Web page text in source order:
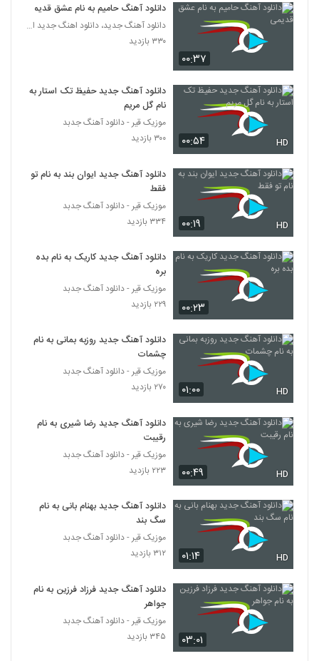
586
۱,۰۰۰ بازدید
587
موزیک زیبای عزیزم از حامد محضرنیا
۱,۵۷۱ بازدید
Amin Karimi Ghermez Gooneh
589
موزیک زیبای جون و دلی تو از محسن جمال
۲,۴۲۷ بازدید
آهنگ یه دنیا غم از فرهاد جواهر کلام(پاپ)
۱,۵۱۰ بازدید
دانلود آهنگ تابستون تنت از مهرشاد به همراه
متن ترانه
۱,۶۶۱ بازدید
592
دانلود آهنگ جدید و زیبای علیرضا بیرانوند با
نام دختر من دنیای من
موزیک زیبای دیوانه جان از بابک مافی
۱,۶۱۹ بازدید
افشین آذری آهنگ دلبری
595
موزیک زیبای با تو آرومم (رمیکس) از ماکان بند
آهنگ ناصر زینعلی بنام فقط باش
دانلود آهنگ مهدی تارخ دنیا دنیا (Mehdi
Tarokh Donya Donya)
۱,۵۵۹ بازدید
۰۰:۳۷
دانلود آهنگ حامیم به نام عشق قدیمی
دانلود آهنگ جدید، دانلود اهنگ جدید ایرانی
۳۳۰ بازدید
۰۰:۵۴ HD
دانلود آهنگ جدید حفیظ تک استار به
نام گل مریم
موزیک قیر - دانلود آهنگ جدبد
۳۰۰ بازدید
۰۰:۱۹ HD
دانلود آهنگ جدید ایوان بند به نام تو
فقط
موزیک قیر - دانلود آهنگ جدبد
۳۳۴ بازدید
۰۰:۲۳
دانلود آهنگ جدید کاریک به نام بده
بره
موزیک قیر - دانلود آهنگ جدبد
۲۲۹ بازدید
۰۱:۰۰ HD
دانلود آهنگ جدید روزبه بمانی به نام
چشمات
موزیک قیر - دانلود آهنگ جدبد
۲۷۰ بازدید
۰۰:۴۹ HD
دانلود آهنگ جدید رضا شیری به نام
رقیبت
موزیک قیر - دانلود آهنگ جدبد
۲۲۳ بازدید
۰۱:۱۴ HD
دانلود آهنگ جدید بهنام بانی به نام
سگ بند
موزیک قیر - دانلود آهنگ جدبد
۳۱۲ بازدید
۰۳:۰۱
دانلود آهنگ جدید فرزاد فرزین به نام
جواهر
موزیک قیر - دانلود آهنگ جدبد
۳۴۵ بازدید